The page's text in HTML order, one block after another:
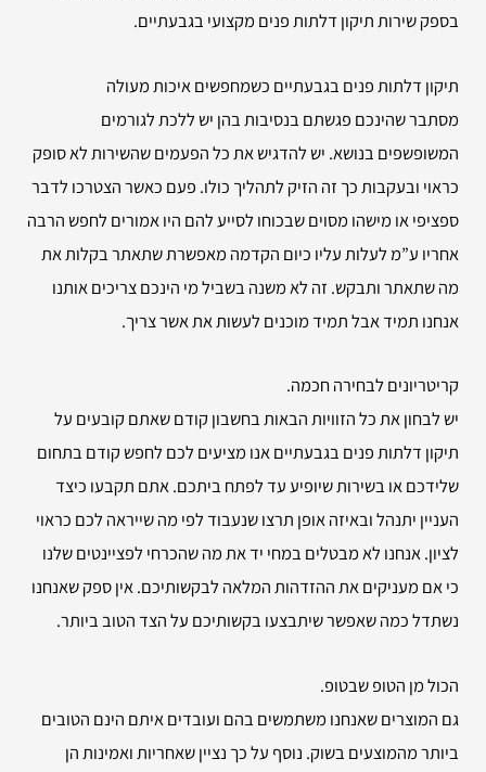
בספק שירות תיקון דלתות פנים מקצועי בגבעתיים.
תיקון דלתות פנים בגבעתיים כשמחפשים איכות מעולה
מסתבר שהינכם פגשתם בנסיבות בהן יש ללכת לגורמים
המשופשפים בנושא. יש להדגיש את כל הפעמים שהשירות לא סופק
כראוי ובעקבות כך זה הזיק לתהליך כולו. פעם כאשר הצטרכו לדבר
ספציפי או מישהו מסוים שבכוחו לסייע להם היו אמורים לחפש הרבה
אחריו ע”מ לעלות עליו כיום הקדמה מאפשרת שתאתר בקלות את
מה שתאתר ותבקש. זה לא משנה בשביל מי הינכם צריכים אותנו
אנחנו תמיד אבל תמיד מוכנים לעשות את אשר צריך.
קריטריונים לבחירה חכמה.
יש לבחון את כל הזוויות הבאות בחשבון קודם שאתם קובעים על
תיקון דלתות פנים בגבעתיים אנו מציעים לכם לחפש קודם בתחום
שלידכם או בשירות שיופיע עד לפתח ביתכם. אתם תקבעו כיצד
העניין יתנהל ובאיזה אופן תרצו שנעבוד לפי מה שייראה לכם כראוי
לציון. אנחנו לא מבטלים במחי יד את מה שהכרחי לפציינטים שלנו
כי אם מעניקים את ההזדהות המלאה לבקשותיכם. אין ספק שאנחנו
נשתדל כמה שאפשר שיתבצעו בקשותיכם על הצד הטוב ביותר.
הכול מן הטופ שבטופ.
גם המוצרים שאנחנו משתמשים בהם ועובדים איתם הינם הטובים
ביותר מהמוצעים בשוק. נוסף על כך נציין שאחריות ואמינות הן